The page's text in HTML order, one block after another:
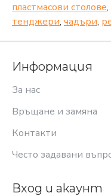
пластмасови столове,
тенджери, чадъри,
Информация
За нас
Връщане и замяна
Контакти
Често задавани
Вход и акаунт